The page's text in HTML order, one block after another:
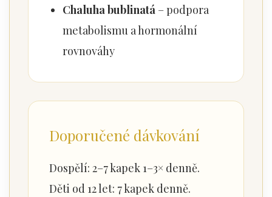
Chaluha bublinatá – podpora
metabolismu a hormonální
rovnováhy
Doporučené dávkování
Dospělí: 2–7 kapek 1–3× denně.
Děti od 12 let: 7 kapek denně.